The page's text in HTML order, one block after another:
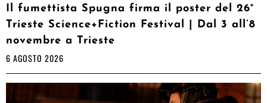
Il fumettista Spugna firma il poster del 26°
Trieste Science+Fiction Festival | Dal 3 all’8
novembre a Trieste
6 AGOSTO 2026